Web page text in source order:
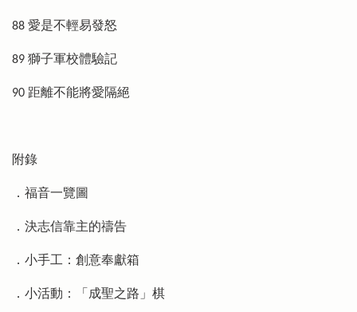
88 愛是不輕易發怒
89 獅子軍校體驗記
90 距離不能將愛隔絕
附錄
．福音一覽圖
．決志信靠主的禱告
．小手工：創意奉獻箱
．小活動：「成聖之路」棋